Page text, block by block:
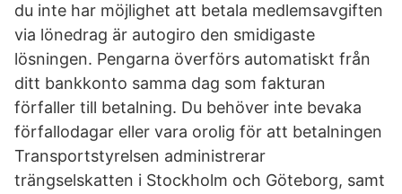
du inte har möjlighet att betala medlemsavgiften
via lönedrag är autogiro den smidigaste
lösningen. Pengarna överförs automatiskt från
ditt bankkonto samma dag som fakturan
förfaller till betalning. Du behöver inte bevaka
förfallodagar eller vara orolig för att betalningen
Transportstyrelsen administrerar
trängselskatten i Stockholm och Göteborg, samt